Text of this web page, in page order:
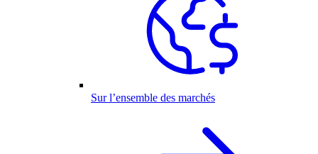
Sur l’ensemble des marchés